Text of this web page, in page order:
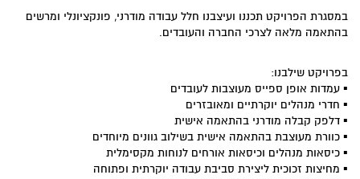
במסגרת הפרויקט תכננו ועיצבנו חלל עבודה מודרני, פונקציונלי ומרשים
בהתאמה מלאה לצרכי החברה והעובדים.
בפרויקט שילבנו:
▪️ עמדות אופן ספייס מעוצבות לעובדים
▪️ חדרי מנהלים יוקרתיים ומאובזרים
▪️ דלפק קבלה מודרני בהתאמה אישית
▪️ כוורת מעוצבת בהתאמה אישית בשילוב גוונים מיוחדים
▪️ כיסאות מנהלים וכיסאות אורחים לנוחות מקסימלית
▪️ מחיצות זכוכית ליצירת סביבת עבודה יוקרתית ופתוחה